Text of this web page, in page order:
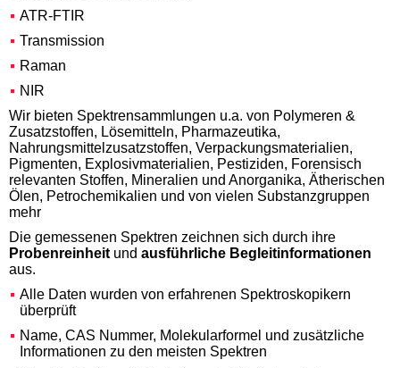
ATR-FTIR
Transmission
Raman
NIR
Wir bieten Spektrensammlungen u.a. von Polymeren &
Zusatzstoffen, Lösemitteln, Pharmazeutika,
Nahrungsmittelzusatzstoffen, Verpackungsmaterialien,
Pigmenten, Explosivmaterialien, Pestiziden, Forensisch
relevanten Stoffen, Mineralien und Anorganika, Ätherischen
Ölen, Petrochemikalien und von vielen Substanzgruppen
mehr
Die gemessenen Spektren zeichnen sich durch ihre
Probenreinheit und ausführliche Begleitinformationen
aus.
Alle Daten wurden von erfahrenen Spektroskopikern
überprüft
Name, CAS Nummer, Molekularformel und zusätzliche
Informationen zu den meisten Spektren